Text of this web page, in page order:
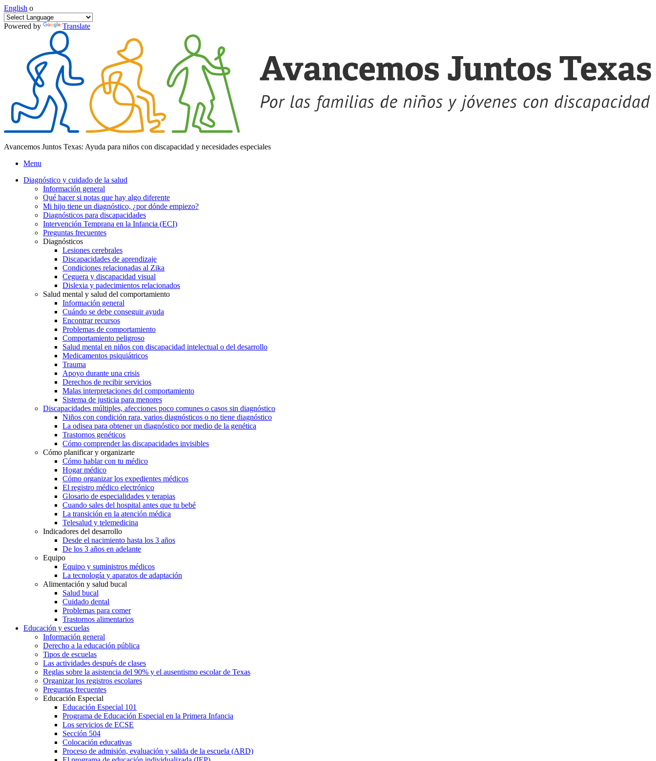
English o
Powered by Translate
Avancemos Juntos Texas: Ayuda para niños con discapacidad y necesidades especiales
Menu
Diagnóstico y cuidado de la salud
Información general
Qué hacer si notas que hay algo diferente
Mi hijo tiene un diagnóstico, ¿por dónde empiezo?
Diagnósticos para discapacidades
Intervención Temprana en la Infancia (ECI)
Preguntas frecuentes
Diagnósticos
Lesiones cerebrales
Discapacidades de aprendizaje
Condiciones relacionadas al Zika
Ceguera y discapacidad visual
Dislexia y padecimientos relacionados
Salud mental y salud del comportamiento
Información general
Cuándo se debe conseguir ayuda
Encontrar recursos
Problemas de comportamiento
Comportamiento peligroso
Salud mental en niños con discapacidad intelectual o del desarrollo
Medicamentos psiquiátricos
Trauma
Apoyo durante una crisis
Derechos de recibir servicios
Malas interpretaciones del comportamiento
Sistema de justicia para menores
Discapacidades múltiples, afecciones poco comunes o casos sin diagnóstico
Niños con condición rara, varios diagnósticos o no tiene diagnóstico
La odisea para obtener un diagnóstico por medio de la genética
Trastornos genéticos
Cómo comprender las discapacidades invisibles
Cómo planificar y organizarte
Cómo hablar con tu médico
Hogar médico
Cómo organizar los expedientes médicos
El registro médico electrónico
Glosario de especialidades y terapias
Cuando sales del hospital antes que tu bebé
La transición en la atención médica
Telesalud y telemedicina
Indicadores del desarrollo
Desde el nacimiento hasta los 3 años
De los 3 años en adelante
Equipo
Equipo y suministros médicos
La tecnología y aparatos de adaptación
Alimentación y salud bucal
Salud bucal
Cuidado dental
Problemas para comer
Trastornos alimentarios
Educación y escuelas
Información general
Derecho a la educación pública
Tipos de escuelas
Las actividades después de clases
Reglas sobre la asistencia del 90% y el ausentismo escolar de Texas
Organizar los registros escolares
Preguntas frecuentes
Educación Especial
Educación Especial 101
Programa de Educación Especial en la Primera Infancia
Los servicios de ECSE
Sección 504
Colocación educativas
Proceso de admisión, evaluación y salida de la escuela (ARD)